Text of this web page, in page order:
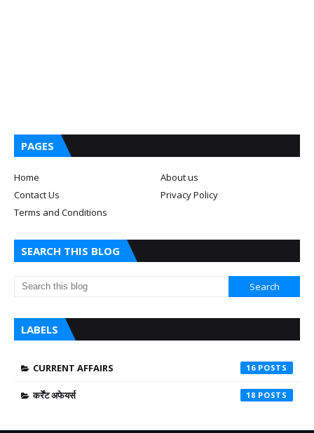
PAGES
Home
About us
Contact Us
Privacy Policy
Terms and Conditions
SEARCH THIS BLOG
LABELS
CURRENT AFFAIRS 16
कर्रेंट अफेयर्स 18